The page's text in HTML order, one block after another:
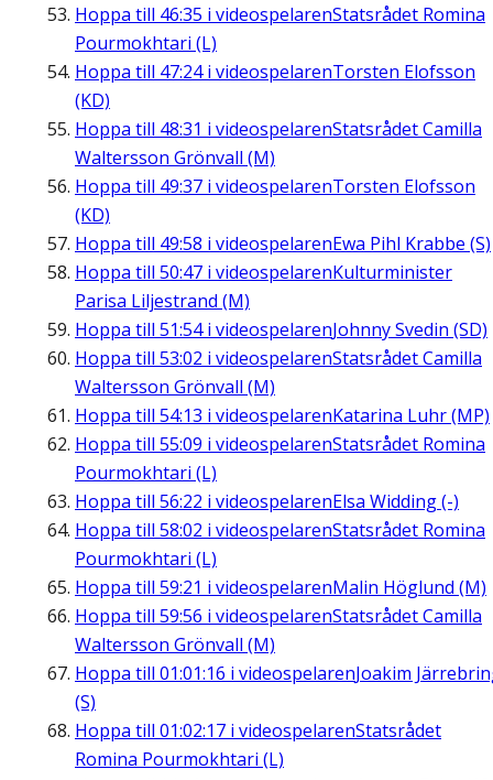
Hoppa till 46:35 i videospelarenStatsrådet Romina
Pourmokhtari (L)
Hoppa till 47:24i videospelarenTorsten Elofsson
(KD)
Hoppa till 48:31 i videospelarenStatsrådet Camilla
Waltersson Grönvall (M)
Hoppa till 49:37 i videospelarenTorsten Elofsson
(KD)
Hoppa till 49:58 i videospelarenEwa Pihl Krabbe (S)
Hoppa till 50:47 i videospelarenKulturminister
Parisa Liljestrand (M)
Hoppa till 51:54i videospelarenJohnny Svedin (SD)
Hoppa till 53:02 i videospelarenStatsrådet Camilla
Waltersson Grönvall (M)
Hoppa till 54:13 i videospelarenKatarina Luhr (MP)
Hoppa till 55:09 i videospelarenStatsrådet Romina
Pourmokhtari (L)
Hoppa till 56:22 i videospelarenElsa Widding (-)
Hoppa till 58:02 i videospelarenStatsrådet Romina
Pourmokhtari (L)
Hoppa till 59:21 i videospelarenMalin Höglund (M)
Hoppa till 59:56 i videospelarenStatsrådet Camilla
Waltersson Grönvall (M)
Hoppa till 01:01:16 i videospelarenJoakim
(S)
Hoppa till 01:02:17 i videospelarenStatsrådet
Romina Pourmokhtari (L)